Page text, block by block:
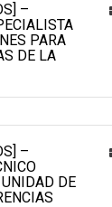
–
PARA
DE LA
–
DE